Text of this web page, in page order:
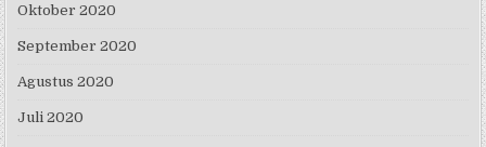
Oktober 2020
September 2020
Agustus 2020
Juli 2020